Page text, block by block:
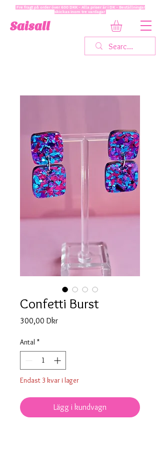
Saisall
Fre fragt på order över 600 DKK - Alla priser är i DK - Beställningar
skickas inom tre vardagar
Confetti Burst
300,00 DkrPris
Antal *
Endast 3 kvar i lager
Lägg i kundvagn